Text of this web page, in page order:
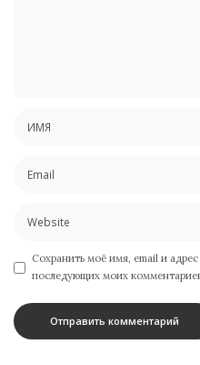
Сохранить моё имя, email и адрес
последующих моих